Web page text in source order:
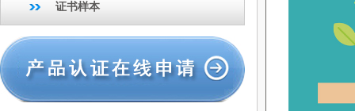
证书样本